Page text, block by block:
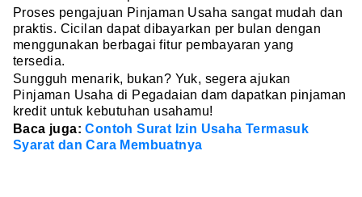
Proses pengajuan Pinjaman Usaha sangat mudah dan
praktis. Cicilan dapat dibayarkan per bulan dengan
menggunakan berbagai fitur pembayaran yang
tersedia.
Sungguh menarik, bukan? Yuk, segera ajukan
Pinjaman Usaha di Pegadaian dam dapatkan pinjaman
kredit untuk kebutuhan usahamu!
Baca juga:Contoh Surat Izin Usaha Termasuk
Syarat dan Cara Membuatnya